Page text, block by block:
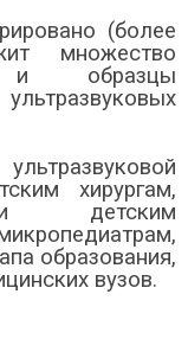
(более
множество
и образцы
хирургам,
и детским
образования,
вузов.